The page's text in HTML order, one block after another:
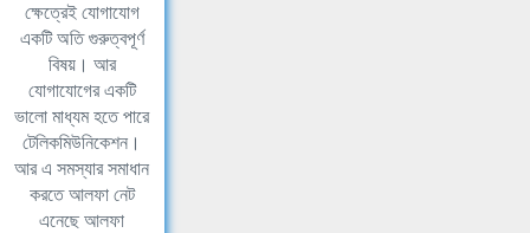
ক্ষেত্রেই যোগাযোগ
একটি অতি গুরুত্বপূর্ণ
বিষয়। আর
যোগাযোগের একটি
ভালো মাধ্যম হতে পারে
টেলিকমিউনিকেশন।
আর এ সমস্যার সমাধান
করতে আলফা নেট
এনেছে আলফা